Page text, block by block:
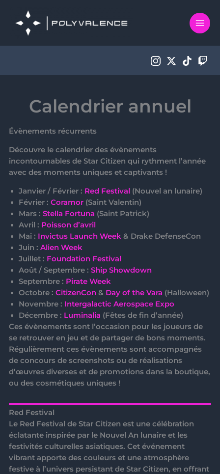
contenu
Calendrier annuel
Évènements récurrents
Découvre le calendrier des évènements
incontournablesde Star Citizen qui rythment l’année
avec des moments uniques et captivants !
Janvier / Février : Red Festival (Nouvel an lunaire)
Février : Coramor(Saint Valentin)
Mars : Stella Fortuna (Saint Patrick)
Avril : Poisson d’avril
Mai : Invictus Launch Week& Drake DefenseCon
Juin : Alien Week
Juillet : Foundation Festival
Août / Septembre : Ship Showdown
Septembre : Pirate Week
Octobre : CitizenCon& Day of the Vara (Halloween)
Novembre : Intergalactic Aerospace Expo
Décembre : Luminalia (Fêtes de fin d’année)
Ces évènements sont l’occasion pour les joueurs de
se retrouver en jeu et de partager de bons moments.
Régulièrement ces évènements sont accompagnés
de concours de screenshots ou de réalisations
d’œuvres diverses et de promotions dans la boutique,
ou des cosmétiques uniques !
Red Festival
Le Red Festival de Star Citizen est une célébration
éclatante inspirée par le Nouvel An lunaire et les
festivités culturelles asiatiques. Cet événement
vibrant apporte des couleurs et une atmosphère
festive à l’univers persistant de Star Citizen, en offrant